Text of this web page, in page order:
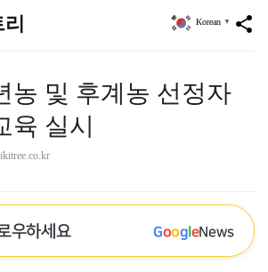
share
Korean ▼
농 및 후계농 선정자
육 실시
우하세요 GoogleNews